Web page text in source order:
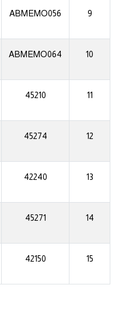
9
ABMEMO056
10
ABMEMO064
11
45210
12
45274
13
42240
14
45271
15
42150